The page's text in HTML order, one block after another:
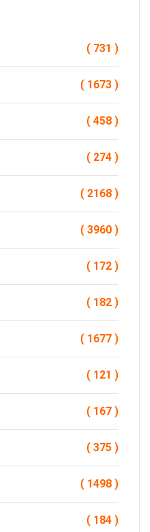
( 731 )
( 1673 )
( 458 )
( 274 )
( 2168 )
( 3960 )
( 172 )
( 182 )
( 1677 )
( 121 )
( 167 )
( 375 )
( 1498 )
( 184 )